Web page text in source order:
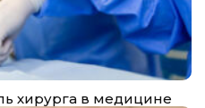
хирурга в медицине